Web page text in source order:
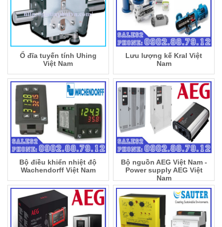
Ổ đĩa tuyến tính Uhing
Việt Nam
Lưu lượng kế Kral Việt
Nam
Bộ điều khiển nhiệt độ
Wachendorff Việt Nam
Bộ nguồn AEG Việt Nam -
Power supply AEG Việt
Nam